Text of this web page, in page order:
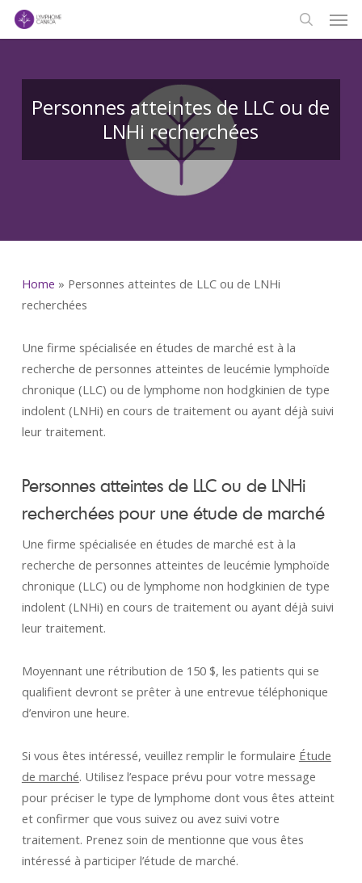
Skip
search
Personnes atteintes de LLC ou de
LNHi recherchées
Home » Personnes atteintes de LLC ou de LNHi
recherchées
Une firme spécialisée en études de marché est à la
recherche de personnes atteintes de leucémie lymphoïde
chronique (LLC) ou de lymphome non hodgkinien de type
indolent (LNHi) en cours de traitement ou ayant déjà suivi
leur traitement.
Personnes atteintes de LLC ou de LNHi
recherchées pour une étude de marché
Une firme spécialisée en études de marché est à la
recherche de personnes atteintes de leucémie lymphoïde
chronique (LLC) ou de lymphome non hodgkinien de type
indolent (LNHi) en cours de traitement ou ayant déjà suivi
leur traitement.
Moyennant une rétribution de 150 $, les patients qui se
qualifient devront se prêter à une entrevue téléphonique
d’environ une heure.
Si vous êtes intéressé, veuillez remplir le formulaire Étude
de marché. Utilisez l’espace prévu pour votre message
pour préciser le type de lymphome dont vous êtes atteint
et confirmer que vous suivez ou avez suivi votre
traitement. Prenez soin de mentionne que vous êtes
intéressé à participer l’étude de marché.